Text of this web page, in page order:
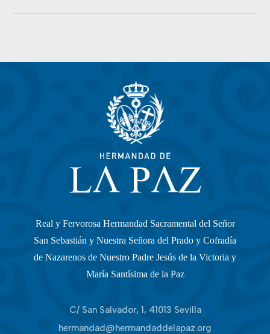
Real y Fervorosa Hermandad Sacramental del Señor
San Sebastián y Nuestra Señora del Prado y Cofradía
de Nazarenos de Nuestro Padre Jesús de la Victoria y
María Santísima de la Paz
C/ San Salvador, 1, 41013 Sevilla
hermandad@hermandaddelapaz.org